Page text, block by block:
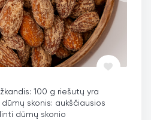
100 g riešutų yra
skonis: aukščiausios
dūmų skonio